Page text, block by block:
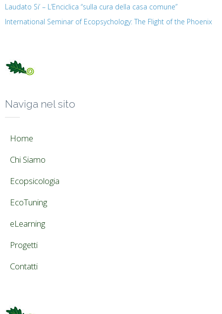
Laudato Si’ – L’Enciclica “sulla cura della casa comune”
International Seminar of Ecopsychology: The Flight of the Phoenix
Naviga nel sito
Home
Chi Siamo
Ecopsicologia
EcoTuning
eLearning
Progetti
Contatti